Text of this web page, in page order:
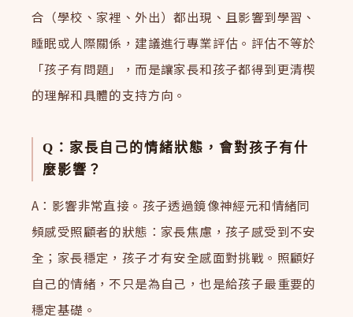
合（學校、家裡、外出）都出現、且影響到學習、
睡眠或人際關係，建議進行專業評估。評估不等於
「孩子有問題」，而是讓家長和孩子都得到更清楔
的理解和具體的支持方向。
Q：家長自己的情緒狀態，會對孩子有什
麼影響？
A：影響非常直接。孩子透過鏡像神經元和情緒同
頻感受照顧者的狀態：家長焦慮，孩子感受到不安
全；家長穩定，孩子才有安全感面對挑戰。照顧好
自己的情緒，不只是為自己，也是給孩子最重要的
穩定基礎。